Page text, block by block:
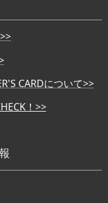
CARDについて>>
！>>